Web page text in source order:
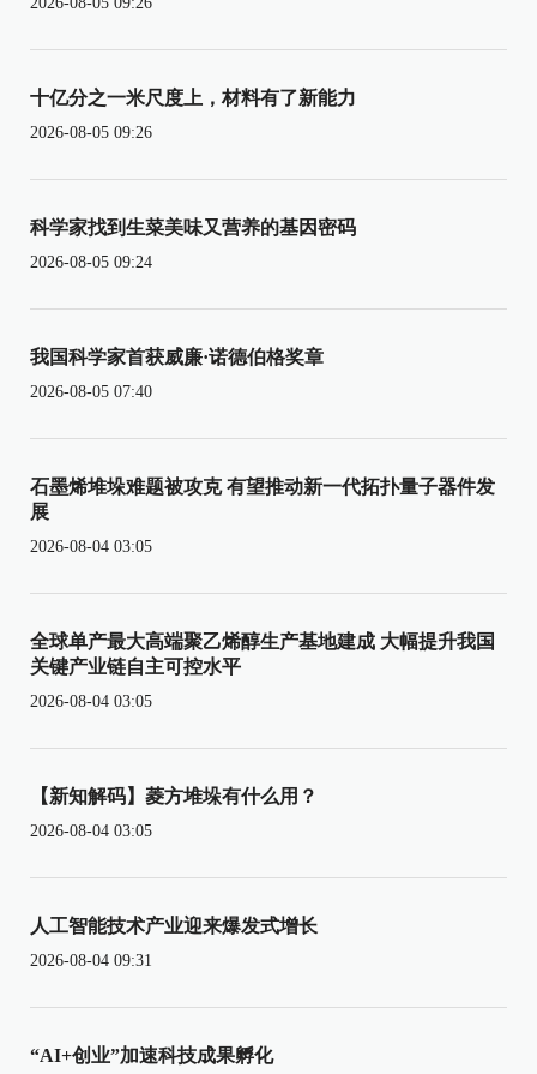
十亿分之一米尺度上，材料有了新能力
2026-08-05 09:26
科学家找到生菜美味又营养的基因密码
2026-08-05 09:24
我国科学家首获威廉·诺德伯格奖章
2026-08-05 07:40
石墨烯堆垛难题被攻克 有望推动新一代拓扑量子器件发
展
2026-08-04 03:05
全球单产最大高端聚乙烯醇生产基地建成 大幅提升我国
关键产业链自主可控水平
2026-08-04 03:05
【新知解码】菱方堆垛有什么用？
2026-08-04 03:05
人工智能技术产业迎来爆发式增长
2026-08-04 09:31
“AI+创业”加速科技成果孵化